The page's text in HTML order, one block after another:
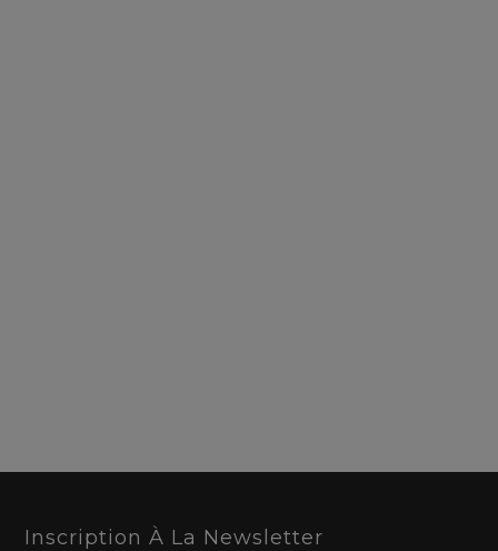
Inscription À La Newsletter